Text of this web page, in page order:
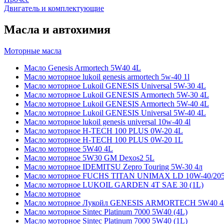
Двигатель и комплектующие
Масла и автохимия
Моторные масла
Масло Genesis Armortech 5W40 4L
Масло моторное lukoil genesis armortech 5w-40 1l
Масло моторное Lukoil GENESIS Universal 5W-30 4L
Масло моторное Lukoil GENESIS Armortech 5W-30 4L
Масло моторное Lukoil GENESIS Armortech 5W-40 4L
Масло моторное Lukoil GENESIS Universal 5W-40 4L
Масло моторное lukoil genesis universal 10w-40 4l
Масло моторное H-TECH 100 PLUS 0W-20 4L
Масло моторное H-TECH 100 PLUS 0W-20 1L
Масло моторное 5W40 4L
Масло моторное 5W30 GM Dexos2 5L
Масло моторное IDEMITSU Zepro Touring 5W-30 4л
Масло моторное FUCHS TITAN UNIMAX LD 10W-40/
Масло моторное LUKOIL GARDEN 4Т SAE 30 (1L)
Масло моторное
Масло моторное Лукойл GENESIS ARMORTECH 5W40
Масло моторное Sintec Platinum 7000 5W40 (4L)
Масло моторное Sintec Platinum 7000 5W40 (1L)